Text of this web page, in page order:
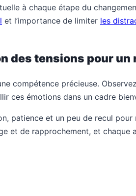
à chaque étape du
et l’importance de limiter les
des tensions pour un
compétence précieuse.
ces émotions dans un cadre
patience et un peu de recul
et de rapprochement, et